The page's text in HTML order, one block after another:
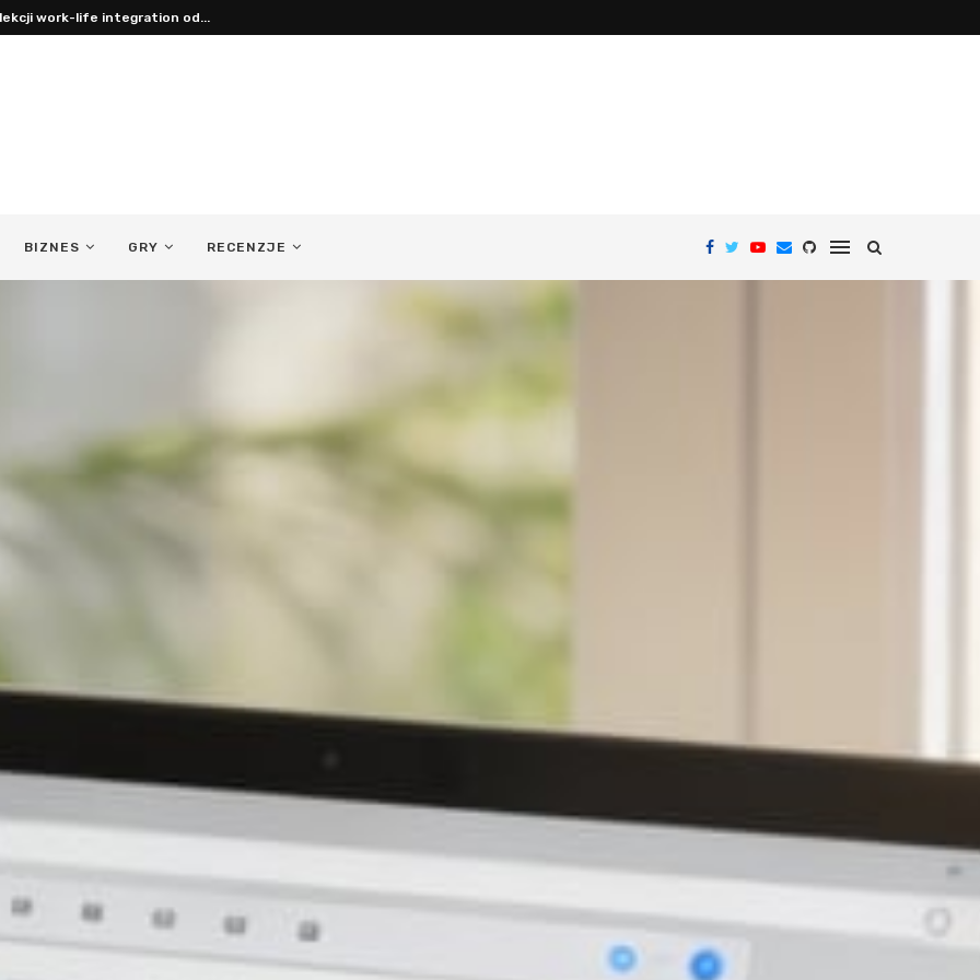
work-life integration od...
BIZNES GRY RECENZJE